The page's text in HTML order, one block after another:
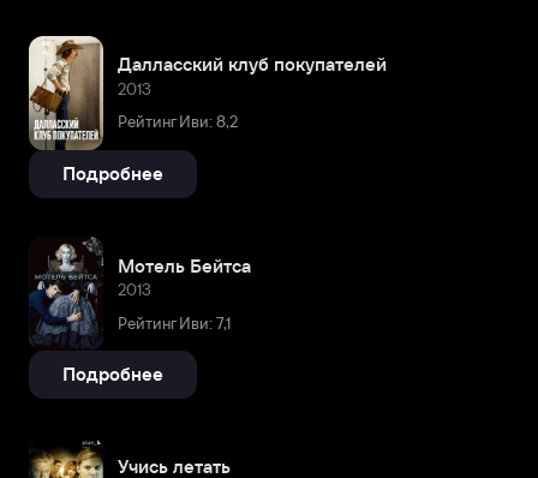
Далласский клуб покупателей
2013
Рейтинг Иви: 8,2
Подробнее
Мотель Бейтса
2013
Рейтинг Иви: 7,1
Подробнее
Учись летать